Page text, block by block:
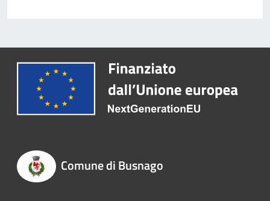
Comune di Busnago